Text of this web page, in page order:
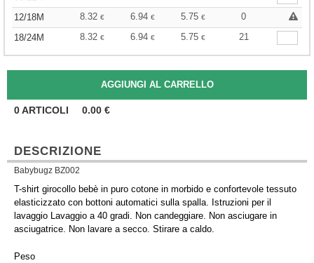
12/18M
8.32 € 6.94 € 5.75 €
0
18/24M
8.32 € 6.94 € 5.75 € 21
0ARTICOLI 0.00 €
DESCRIZIONE
Babybugz BZ002
T-shirt girocollo bebè in puro cotone in morbido e confortevole tessuto
elasticizzato con bottoni automatici sulla spalla. Istruzioni per il
lavaggio Lavaggio a 40 gradi. Non candeggiare. Non asciugare in
asciugatrice. Non lavare a secco. Stirare a caldo.
Peso